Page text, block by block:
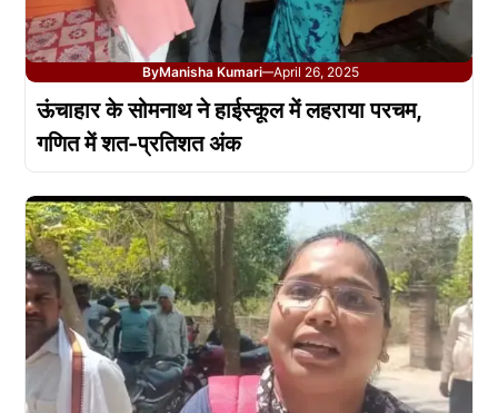
ByManisha Kumari—April 26, 2025
ऊंचाहार के सोमनाथ ने हाईस्कूल में लहराया परचम,
गणित में शत-प्रतिशत अंक